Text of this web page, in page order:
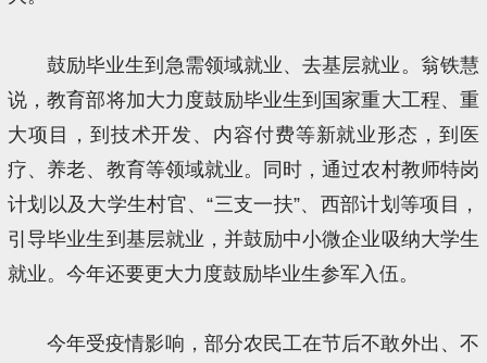
鼓励毕业生到急需领域就业、去基层就业。翁铁慧
说，教育部将加大力度鼓励毕业生到国家重大工程、重
大项目，到技术开发、内容付费等新就业形态，到医
疗、养老、教育等领域就业。同时，通过农村教师特岗
计划以及大学生村官、“三支一扶”、西部计划等项目，
引导毕业生到基层就业，并鼓励中小微企业吸纳大学生
就业。今年还要更大力度鼓励毕业生参军入伍。
今年受疫情影响，部分农民工在节后不敢外出、不